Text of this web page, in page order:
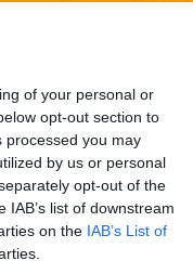
of your personal or
opt-out section to
processed you may
by us or personal
opt-out of the
list of downstream
on the IAB’s List of